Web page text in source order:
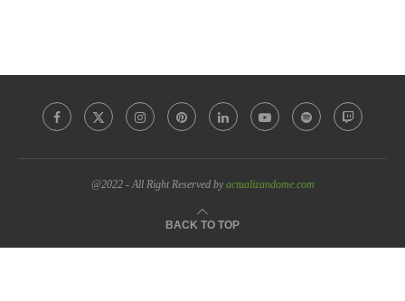
@2022 - All Right Reserved byactualizandome.com
BACK TO TOP